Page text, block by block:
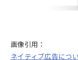
画像引用：
ネイティブ広告につ